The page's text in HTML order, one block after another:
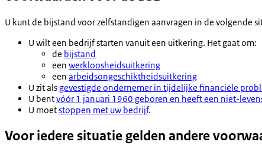
U kunt de bijstand voor zelfstandigen aanvragen in de volgende
U wilt een bedrijf starten vanuit een uitkering. Het gaat om:
de bijstand
een werkloosheidsuitkering
een arbeidsongeschiktheidsuitkering
U zit alsgevestigde ondernemer in tijdelijke financiële
U bentvóór 1 januari 1960 geboren en heeft een niet-
U moetstoppen met uw bedrijf.
Voor iedere situatie gelden andere